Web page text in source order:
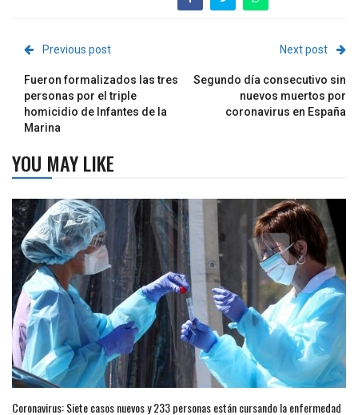
Previous post
Fueron formalizados las tres
personas por el triple
homicidio de Infantes de la
Marina
Next post
Segundo día consecutivo sin
nuevos muertos por
coronavirus en España
YOU MAY LIKE
Coronavirus: Siete casos nuevos y 233 personas están cursando la enfermedad